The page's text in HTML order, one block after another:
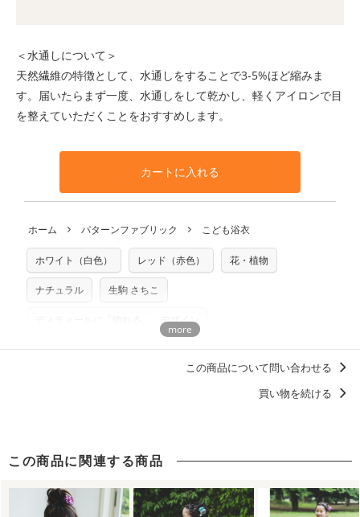
＜水通しについて＞
天然繊維の特徴として、水通しをすることで3-5%ほど縮みま
す。届いたらまず一度、水通しをして乾かし、軽くアイロンで目
を整えていただくことをおすすめします。
カートに入れる
ホーム パターンファブリック こども浴衣
ホワイト（白色） レッド（赤色） 花・植物
ナチュラル 生駒 さちこ
ディティールに「惚れる。」デザイン
この商品について問い合わせる
買い物を続ける
この商品に関連する商品